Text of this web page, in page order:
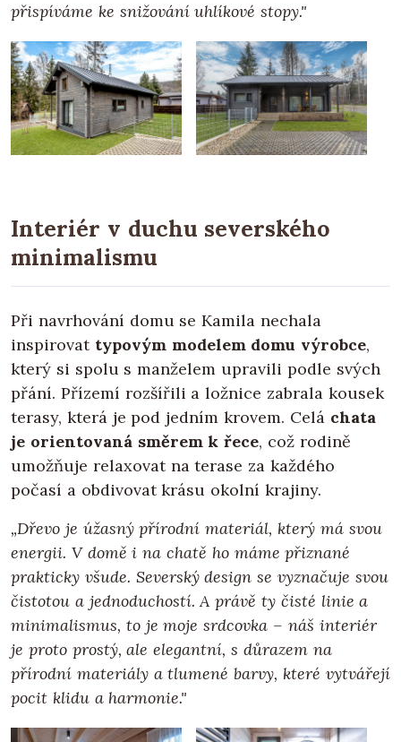
přispíváme ke snižování uhlíkové stopy."
Interiér v duchu severského
minimalismu
Při navrhování domu se Kamila nechala
inspirovat typovým modelem domu výrobce,
který si spolu s manželem upravili podle svých
přání. Přízemí rozšířili a ložnice zabrala kousek
terasy, která je pod jedním krovem. Celá chata
je orientovaná směrem k řece, což rodině
umožňuje relaxovat na terase za každého
počasí a obdivovat krásu okolní krajiny.
„Dřevo je úžasný přírodní materiál, který má svou
energii. V domě i na chatě ho máme přiznané
prakticky všude. Severský design se vyznačuje svou
čistotou a jednoduchostí. A právě ty čisté linie a
minimalismus, to je moje srdcovka – náš interiér
je proto prostý, ale elegantní, s důrazem na
přírodní materiály a tlumené barvy, které vytvářejí
pocit klidu a harmonie."